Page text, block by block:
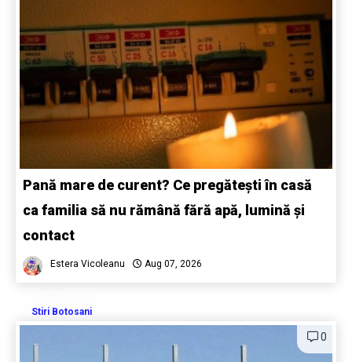
Pană mare de curent? Ce pregătești în casă
ca familia să nu rămână fără apă, lumină și
contact
Estera Vicoleanu Aug 07, 2026
Stiri Botosani
0